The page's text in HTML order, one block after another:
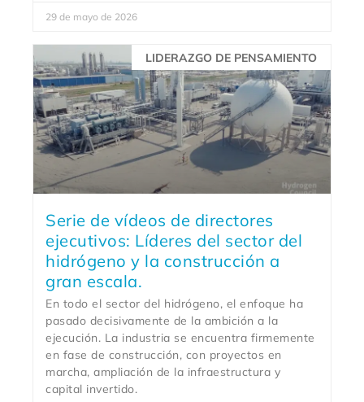
29 de mayo de 2026
LIDERAZGO DE PENSAMIENTO
Serie de vídeos de directores
ejecutivos: Líderes del sector del
hidrógeno y la construcción a
gran escala.
En todo el sector del hidrógeno, el enfoque ha
pasado decisivamente de la ambición a la
ejecución. La industria se encuentra firmemente
en fase de construcción, con proyectos en
marcha, ampliación de la infraestructura y
capital invertido.